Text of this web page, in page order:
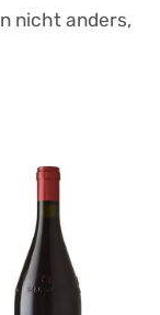
nicht anders,